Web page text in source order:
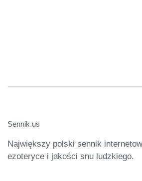
Sennik.us
Największy polski sennik
ezoteryce i jakości snu ludzkiego.